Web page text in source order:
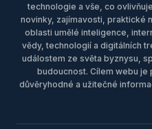
technologie a vše, co
novinky, zajímavosti, praktické
oblasti umělé inteligence,
vědy, technologií a digitálních
událostem ze světa byznysu,
budoucnost. Cílem webu je
důvěryhodné a užitečné